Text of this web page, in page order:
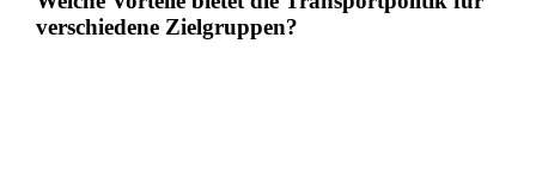
verschiedene Zielgruppen?​